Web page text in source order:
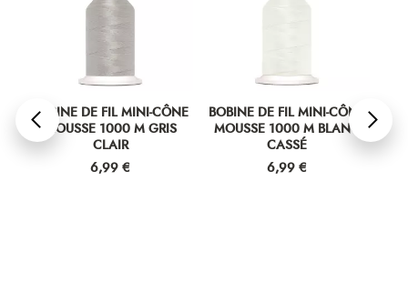
BOBINE DE FIL MINI-CÔNE
MOUSSE 1000 M GRIS
CLAIR
Prix
6,99 €
BOBINE DE FIL MINI-CÔNE
MOUSSE 1000 M BLANC
CASSÉ
Prix
6,99 €